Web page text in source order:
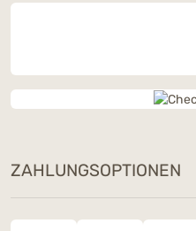
ZAHLUNGSOPTIONEN